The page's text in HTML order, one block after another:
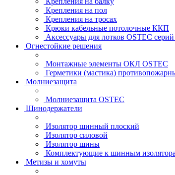
Крепления на пол
Крепления на тросах
Крюки кабельные потолочные ККП
Аксессуары для лотков OSTEC
Огнестойкие решения
Монтажные элементы ОКЛ OSTEC
Герметики (мастика)
Молниезащита
Молниезащита OSTEC
Шинодержатели
Изолятор шинный плоский
Изолятор силовой
Изолятор шины
Комплектующие к шинным
Метизы и хомуты